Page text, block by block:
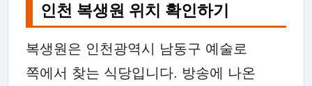
인천 복생원 위치 확인하기
복생원은 인천광역시 남동구 예술로
쪽에서 찾는 식당입니다. 방송에 나온